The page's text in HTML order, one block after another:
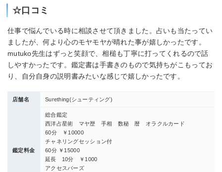
☆口コミ
仕事で悩んでいる時に相談させて頂きました。占いも当たってい
ましたが、何より心のモヤモヤが晴れた事が嬉しかったです。
mutuko先生はずっと笑顔で、相槌も丁寧に打ってくれるので話
しやすかったです。鑑定書は手書きのもので気持ちがこもってお
り、自分自身の説明書みたいな感じで嬉しかったです。
店舗名 Surething(シューティング)
鑑定料金
総合鑑定
西洋占星術 マヤ歴 手相 数秘 暦 オラクルカード
60分 ￥10000
チャネリングセッション付
60分 ￥15000
延長 10分 ￥1000
アクセスバーズ